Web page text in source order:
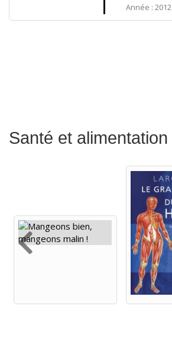
Année : 2012
Santé et alimentation